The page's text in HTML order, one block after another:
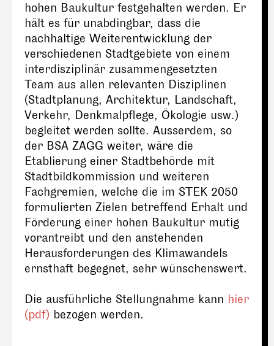
hohen Baukultur festgehalten werden. Er
hält es für unabdingbar, dass die
nachhaltige Weiterentwicklung der
verschiedenen Stadtgebiete von einem
interdisziplinär zusammengesetzten
Team aus allen relevanten Disziplinen
(Stadtplanung, Architektur, Landschaft,
Verkehr, Denkmalpflege, Ökologie usw.)
begleitet werden sollte. Ausserdem, so
der BSA ZAGG weiter, wäre die
Etablierung einer Stadtbehörde mit
Stadtbildkommission und weiteren
Fachgremien, welche die im STEK 2050
formulierten Zielen betreffend Erhalt und
Förderung einer hohen Baukultur mutig
vorantreibt und den anstehenden
Herausforderungen des Klimawandels
ernsthaft begegnet, sehr wünschenswert.
Die ausführliche Stellungnahme kann hier
(pdf) bezogen werden.